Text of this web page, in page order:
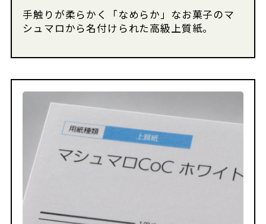
手触りが柔らかく「なめらか」なお菓子のマ
シュマロから名付けられた高級上質紙。